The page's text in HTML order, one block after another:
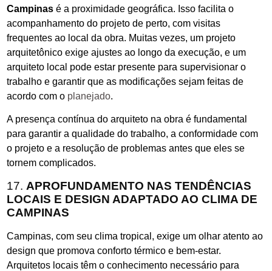
Campinas é a proximidade geográfica. Isso facilita o
acompanhamento do projeto de perto, com visitas
frequentes ao local da obra. Muitas vezes, um projeto
arquitetônico exige ajustes ao longo da execução, e um
arquiteto local pode estar presente para supervisionar o
trabalho e garantir que as modificações sejam feitas de
acordo com o planejado.
A presença contínua do arquiteto na obra é fundamental
para garantir a qualidade do trabalho, a conformidade com
o projeto e a resolução de problemas antes que eles se
tornem complicados.
17. APROFUNDAMENTO NAS TENDÊNCIAS
LOCAIS E DESIGN ADAPTADO AO CLIMA DE
CAMPINAS
Campinas, com seu clima tropical, exige um olhar atento ao
design que promova conforto térmico e bem-estar.
Arquitetos locais têm o conhecimento necessário para